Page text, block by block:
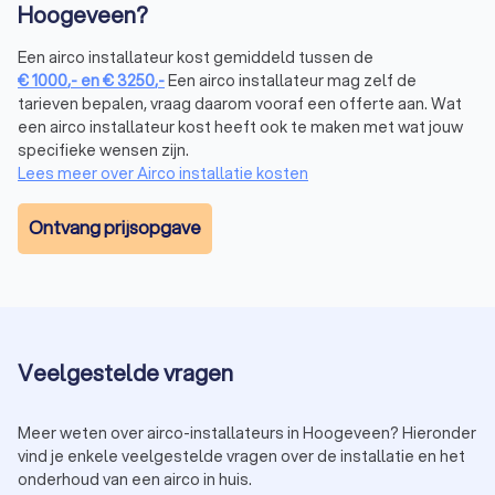
professional voor de aanschaf en installatie van je nieuwe
Wat kost een airco-installateur in
Hoogeveen?
Gemiddeld liggen de kosten voor een airco installateur
variëren afhankelijk van het type airco, de complexiteit van de
installatie, en het gekozen installatiebedrijf. Voor een
beste prijs.
Vind een betrouwbare airco-installateur in
Hoogeveen
Hoogeveen?
Een airco installateur kost gemiddeld tussen de
€1000,- en€3250,-Een airco installateur mag zelf de
tarieven bepalen, vraag daarom vooraf een offerte aan. Wat
een airco installateur kost heeft ook te maken met wat jouw
specifieke wensen zijn.
Lees meer over Airco installatie kosten
Ontvang prijsopgave
Veelgestelde vragen
Meer weten over airco-installateurs in Hoogeveen? Hieronder
vind je enkele veelgestelde vragen over de installatie en het
onderhoud van een airco in huis.